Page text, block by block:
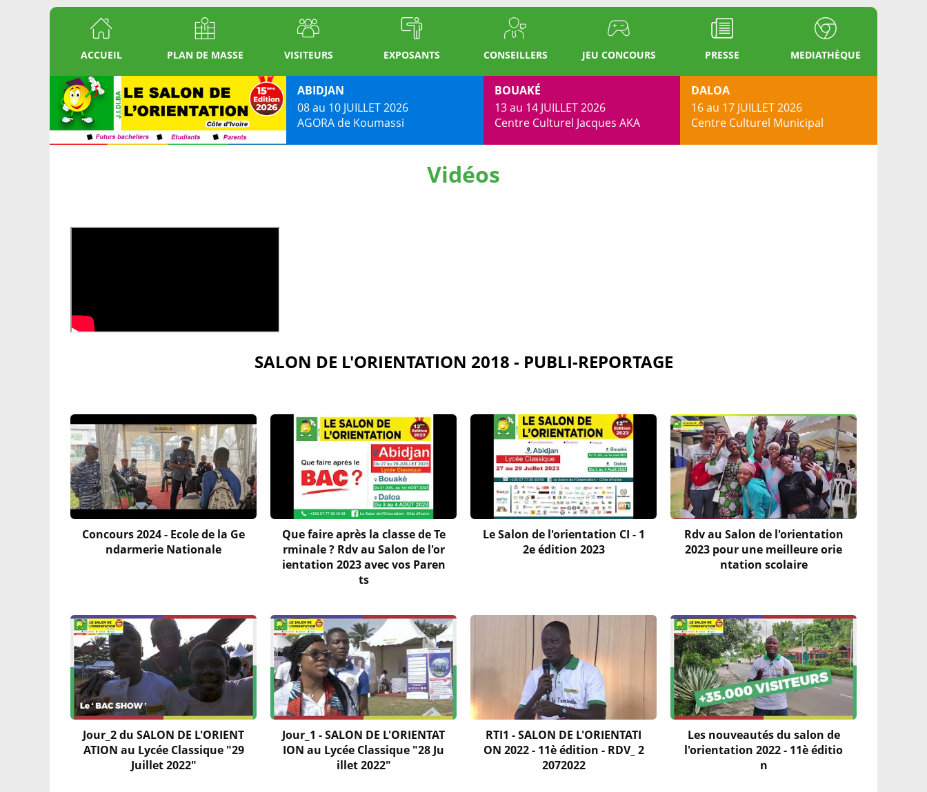
ACCUEIL PLAN DE MASSE VISITEURS EXPOSANTS CONSEILLERS JEU CONCOURS PRESSE MEDIATHÈQUE
ABIDJAN
08 au 10 JUILLET 2026
AGORA de Koumassi
BOUAKÉ
13 au 14 JUILLET 2026
Centre Culturel Jacques AKA
DALOA
16 au 17 JUILLET 2026
Centre Culturel Municipal
Vidéos
SALON DE L'ORIENTATION 2018 - PUBLI-REPORTAGE
Concours 2024 - Ecole de la Ge
ndarmerie Nationale
Que faire après la classe de Te
rminale ? Rdv au Salon de l'or
ientation 2023 avec vos Paren
ts
Le Salon de l'orientation CI - 1
2e édition 2023
Rdv au Salon de l'orientation
2023 pour une meilleure orie
ntation scolaire
Jour_2 du SALON DE L'ORIENT
ATION au Lycée Classique "29
Juillet 2022"
Jour_1 - SALON DE L'ORIENTAT
ION au Lycée Classique "28 Ju
illet 2022"
RTI1 - SALON DE L'ORIENTATI
ON 2022 - 11è édition - RDV_ 2
2072022
Les nouveautés du salon de
l'orientation 2022 - 11è éditio
n